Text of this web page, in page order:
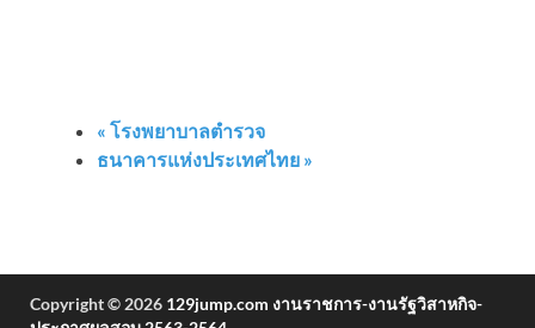
« โรงพยาบาลตำรวจ
ธนาคารแห่งประเทศไทย »
Copyright © 2026 129jump.com งานราชการ-งานรัฐวิสาหกิจ-